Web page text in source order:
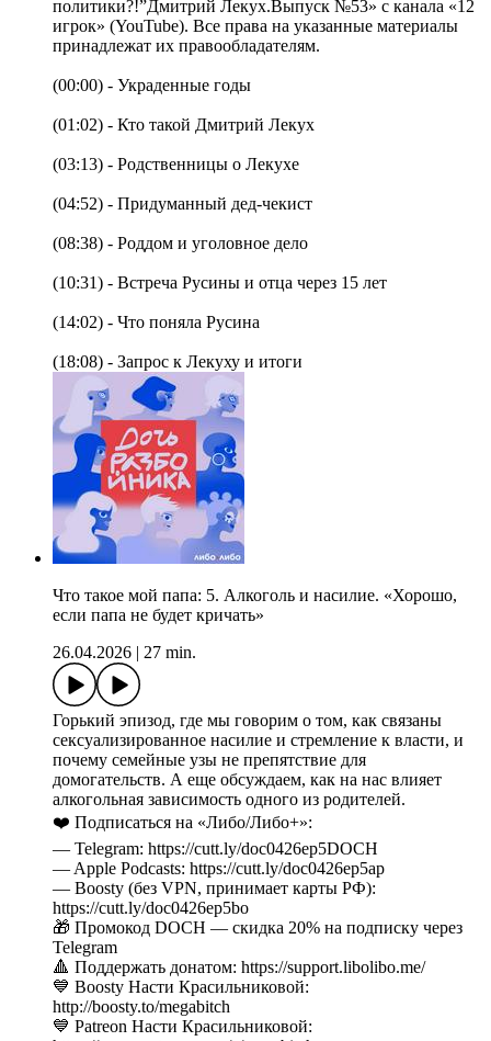
политики?!”Дмитрий Лекух.Выпуск №53» с канала «12
игрок» (YouTube). Все права на указанные материалы
принадлежат их правообладателям.
(00:00) - Украденные годы
(01:02) - Кто такой Дмитрий Лекух
(03:13) - Родственницы о Лекухе
(04:52) - Придуманный дед-чекист
(08:38) - Роддом и уголовное дело
(10:31) - Встреча Русины и отца через 15 лет
(14:02) - Что поняла Русина
(18:08) - Запрос к Лекуху и итоги
Что такое мой папа: 5. Алкоголь и насилие. «Хорошо,
если папа не будет кричать»
26.04.2026 | 27 min.
Горький эпизод, где мы говорим о том, как связаны
сексуализированное насилие и стремление к власти, и
почему семейные узы не препятствие для
домогательств. А еще обсуждаем, как на нас влияет
алкогольная зависимость одного из родителей.
❤️ Подписаться на «Либо/Либо+»:
— Telegram: https://cutt.ly/doc0426ep5DOCH
— Apple Podcasts: https://cutt.ly/doc0426ep5ap
— Boosty (без VPN, принимает карты РФ):
https://cutt.ly/doc0426ep5bo
🎁 Промокод DOCH — скидка 20% на подписку через
Telegram
🔺 Поддержать донатом: https://support.libolibo.me/
💙 Boosty Насти Красильниковой:
http://boosty.to/megabitch
💙 Patreon Насти Красильниковой: